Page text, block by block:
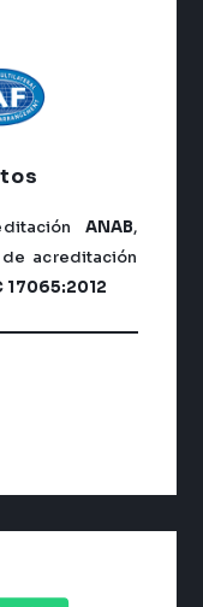
ANAB,
acreditación
17065:2012